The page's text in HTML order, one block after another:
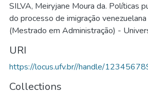
SILVA, Meiryjane Moura da. Políticas
do processo de imigração
(Mestrado em Administração) -
URI
https://locus.ufv.br//handle/
Collections